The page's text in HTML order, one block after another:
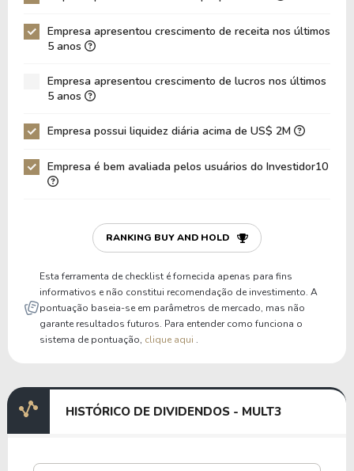
CAGR Receitas 5 anos
CAGR Lucros 5 anos
3,43% 3,43%
Empresa apresentou crescimento de receita nos últimos
5 anos
Empresa apresentou crescimento de lucros nos últimos
5 anos
Empresa possui liquidez diária acima de US$ 2M
Empresa é bem avaliada pelos usuários do Investidor10
RANKING BUY AND HOLD
Esta ferramenta de checklist é fornecida apenas para fins
informativos e não constitui recomendação de investimento. A
pontuação baseia-se em parâmetros de mercado, mas não
garante resultados futuros. Para entender como funciona o
sistema de pontuação, clique aqui .
HISTÓRICO DE DIVIDENDOS - MULT3